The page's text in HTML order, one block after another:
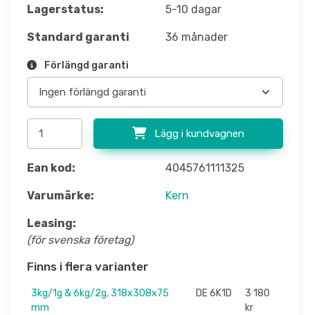
Lagerstatus: 5-10 dagar
Standard garanti 36 månader
Förlängd garanti
Lägg i kundvagnen
Ean kod: 4045761111325
Varumärke: Kern
Leasing:
(för svenska företag)
Finns i flera varianter
3kg/1g & 6kg/2g, 318x308x75
mm
DE 6K1D
3 180
kr